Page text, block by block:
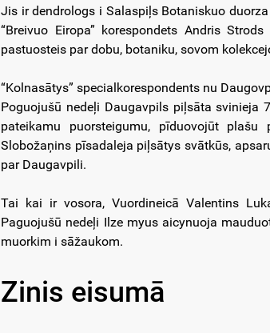
Jis ir dendrologs i Salaspiļs Botaniskuo
“Breivuo Eiropa” korespondets Andris
pastuosteis par dobu, botaniku, sovom
“Kolnasātys” specialkorespondents nu
Poguojušū nedeļi Daugavpils piļsāta
pateikamu puorsteigumu, pīduovojūt plašu
Slobožaņins pīsadaleja piļsātys svātkūs,
par Daugavpili.
Tai kai ir vosora, Vuordineicā Valentins
Paguojušū nedeļi Ilze myus aicynuoja
muorkim i sāžaukom.
Zinis eisumā